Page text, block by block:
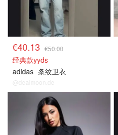
€40.13 €50.00
经典款yyds
adidas 条纹卫衣
@dealmoon.de